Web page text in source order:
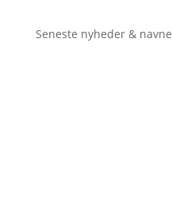
Seneste nyheder & navne